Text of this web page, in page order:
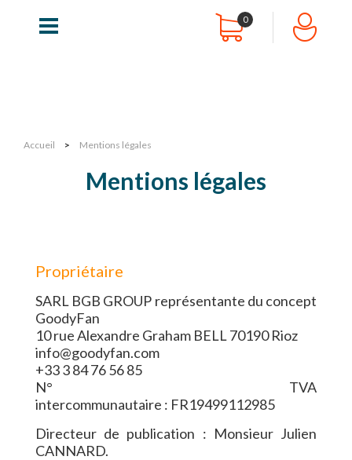
0
Accueil > Mentions légales
Mentions légales
Propriétaire
SARL BGB GROUP représentante du concept
GoodyFan
10 rue Alexandre Graham BELL 70190 Rioz
info@goodyfan.com
+33 3 84 76 56 85
N° TVA
intercommunautaire : FR19499112985
Directeur de publication : Monsieur Julien
CANNARD.